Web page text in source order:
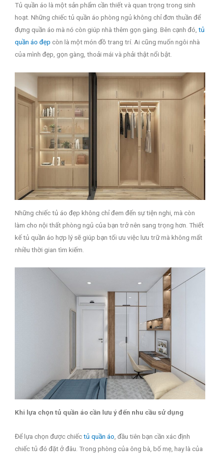
Tủ quần áo là một sản phẩm cần thiết và quan trọng trong sinh
hoạt. Những chiếc tủ quần áo phòng ngủ không chỉ đơn thuần để
đựng quần áo mà nó còn giúp nhà thêm gọn gàng. Bên cạnh đó, tủ
quần áo đẹp còn là một món đồ trang trí. Ai cũng muốn ngôi nhà
của mình đẹp, gọn gàng, thoải mái và phải thật nổi bật.
Những chiếc tủ áo đẹp không chỉ đem đến sự tiện nghi, mà còn
làm cho nội thất phòng ngủ của bạn trở nên sang trọng hơn. Thiết
kế tủ quần áo hợp lý sẽ giúp bạn tối ưu việc lưu trữ mà không mất
nhiều thời gian tìm kiếm.
Khi lựa chọn tủ quần áo cần lưu ý đến nhu cầu sử dụng
Để lựa chọn được chiếctủ quần áo , đầu tiên bạn cần xác định
chiếc tủ đó đặt ở đâu. Trong phòng của ông bà, bố mẹ, hay là của